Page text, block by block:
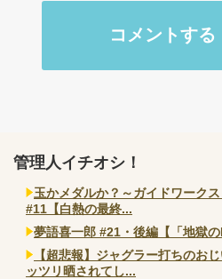
コメントする
管理人イチオシ！
玉かメダルか？～ガイドワーク
#11【白熱の最終...
夢語喜一郎 #21・後編【「地獄
【超悲報】ジャグラー打ちのお
ッツリ晒されてし...